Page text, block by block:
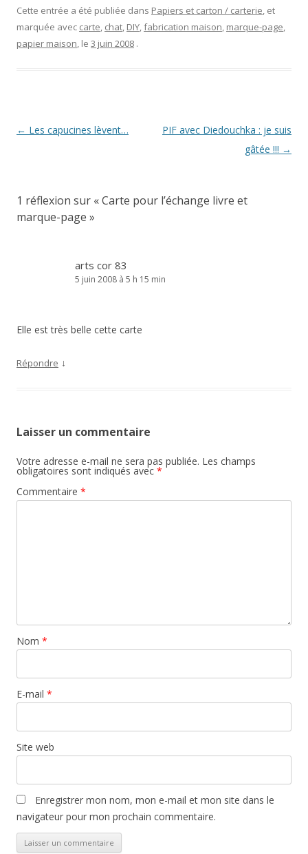
Cette entrée a été publiée dans Papiers et carton / carterie, et
marquée avec carte, chat, DIY,fabrication maison, marque-page,
papier maison, le 3 juin 2008 .
Navigation
← Les capucines lèvent…
PIF avec Diedouchka : je suis
gâtée !!! →
1 réflexion sur «Carte pour l’échange livre et
marque-page »
arts cor 83
5 juin 2008 à 5 h 15 min
Elle est très belle cette carte
Répondre ↓
Laisser un commentaire
Votre adresse e-mail ne sera pas publiée. Les champs
obligatoires sont indiqués avec *
Commentaire *
Nom *
E-mail *
Site web
Enregistrer mon nom, mon e-mail et mon site dans le
navigateur pour mon prochain commentaire.